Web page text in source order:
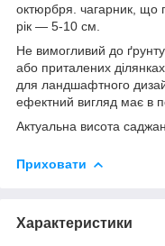
октюрбря. чагарник, що
рік — 5-10 см.
Не вимогливий до
або приталених
для ландшафтного
ефектний вигляд має в
Актуальна висота
Приховати
Характеристики